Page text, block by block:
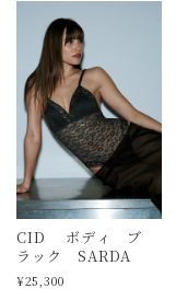
CID ボディ ブ
ラック SARDA
¥25,300